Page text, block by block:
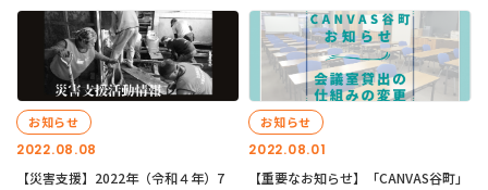
2022.08.08
お知らせ
【災害支援】2022年（令和４年）7
2022.08.01
お知らせ
【重要なお知らせ】「CANVAS谷町」